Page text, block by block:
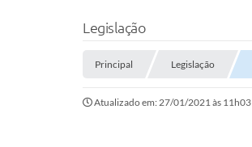
Legislação
Principal Legislação
Atualizado em: 27/01/2021 às 11h03